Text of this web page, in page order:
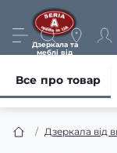
Дзеркала та
меблі від
Дзеркала від
Все про товар